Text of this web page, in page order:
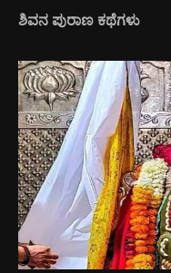
ಶಿವನ ಪುರಾಣ ಕಥೆಗಳು